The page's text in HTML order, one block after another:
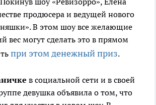
продюсера и ведущей нового
В этом шоу все желающие
вес могут сделать это в прямом
при этом денежный приз.
в социальной сети и в своей
девушка объявила о том, что